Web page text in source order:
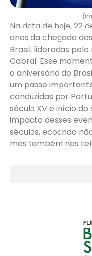
Na data de hoje, 22
anos da chegada
Brasil, lideradas
Cabral. Esse
o aniversário do
um passo
conduzidas por
século XV e início do
impacto desses
séculos, ecoando
mas também nas